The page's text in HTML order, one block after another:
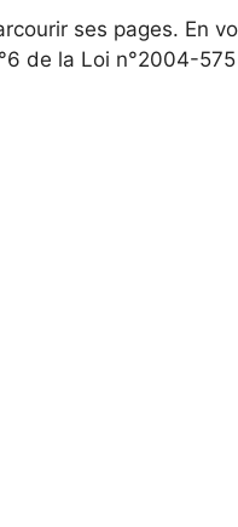
ses pages. En
de la Loi n°2004-